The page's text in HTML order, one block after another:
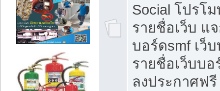
Social โปรโ
รายชื่อเว็บ แ
บอร์ดsmf เว็
รายชื่อเว็บบ
ลงประกาศฟรี